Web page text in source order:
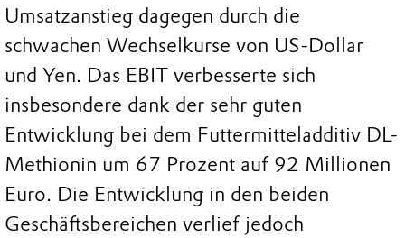
Umsatzanstieg dagegen durch die
schwachen Wechselkurse von US-Dollar
und Yen. Das EBIT verbesserte sich
insbesondere dank der sehr guten
Entwicklung bei dem Futtermitteladditiv DL-
Methionin um 67 Prozent auf 92 Millionen
Euro. Die Entwicklung in den beiden
Geschäftsbereichen verlief jedoch